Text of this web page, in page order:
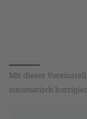
Mit dieser
automatisch